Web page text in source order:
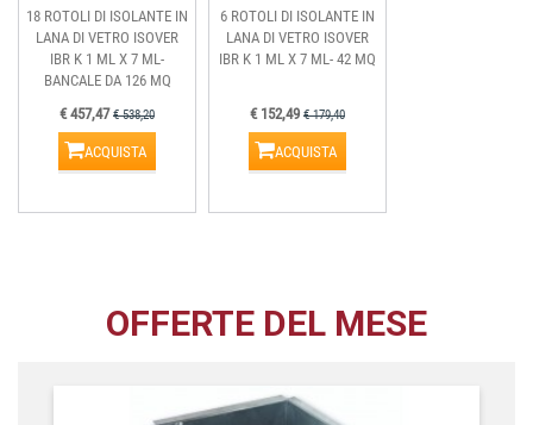
18 ROTOLI DI ISOLANTE IN
LANA DI VETRO ISOVER
IBR K 1 ML X 7 ML-
BANCALE DA 126 MQ
€ 457,47€ 538,20
ACQUISTA
6 ROTOLI DI ISOLANTE IN
LANA DI VETRO ISOVER
IBR K 1 ML X 7 ML- 42 MQ
€ 152,49 € 179,40
ACQUISTA
OFFERTE DEL MESE